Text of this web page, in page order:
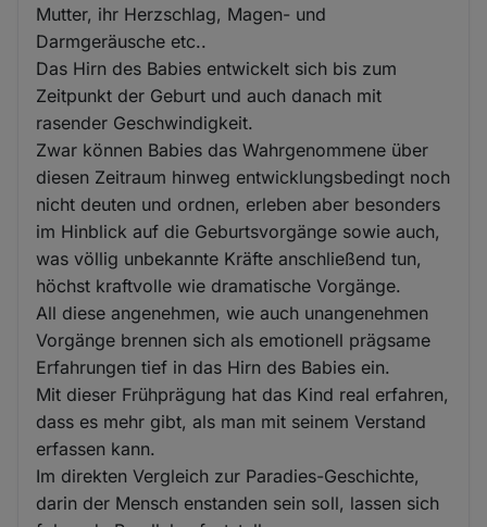
Mutter, ihr Herzschlag, Magen- und
Darmgeräusche etc..
Das Hirn des Babies entwickelt sich bis zum
Zeitpunkt der Geburt und auch danach mit
rasender Geschwindigkeit.
Zwar können Babies das Wahrgenommene über
diesen Zeitraum hinweg entwicklungsbedingt noch
nicht deuten und ordnen, erleben aber besonders
im Hinblick auf die Geburtsvorgänge sowie auch,
was völlig unbekannte Kräfte anschließend tun,
höchst kraftvolle wie dramatische Vorgänge.
All diese angenehmen, wie auch unangenehmen
Vorgänge brennen sich als emotionell prägsame
Erfahrungen tief in das Hirn des Babies ein.
Mit dieser Frühprägung hat das Kind real erfahren,
dass es mehr gibt, als man mit seinem Verstand
erfassen kann.
Im direkten Vergleich zur Paradies-Geschichte,
darin der Mensch enstanden sein soll, lassen sich